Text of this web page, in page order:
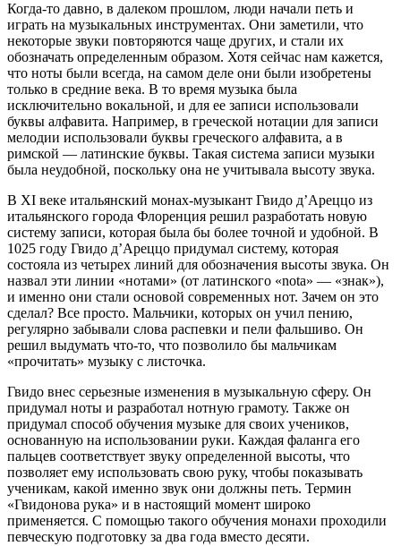
Когда-то давно, в далеком прошлом, люди начали петь и
играть на музыкальных инструментах. Они заметили, что
некоторые звуки повторяются чаще других, и стали их
обозначать определенным образом. Хотя сейчас нам кажется,
что ноты были всегда, на самом деле они были изобретены
только в средние века. В то время музыка была
исключительно вокальной, и для ее записи использовали
буквы алфавита. Например, в греческой нотации для записи
мелодии использовали буквы греческого алфавита, а в
римской — латинские буквы. Такая система записи музыки
была неудобной, поскольку она не учитывала высоту звука.
В XI веке итальянский монах-музыкант Гвидо д’Ареццо из
итальянского города Флоренция решил разработать новую
систему записи, которая была бы более точной и удобной. В
1025 году Гвидо д’Ареццо придумал систему, которая
состояла из четырех линий для обозначения высоты звука. Он
назвал эти линии «нотами» (от латинского «nota» — «знак»),
и именно они стали основой современных нот. Зачем он это
сделал? Все просто. Мальчики, которых он учил пению,
регулярно забывали слова распевки и пели фальшиво. Он
решил выдумать что-то, что позволило бы мальчикам
«прочитать» музыку с листочка.
Гвидо внес серьезные изменения в музыкальную сферу. Он
придумал ноты и разработал нотную грамоту. Также он
придумал способ обучения музыке для своих учеников,
основанную на использовании руки. Каждая фаланга его
пальцев соответствует звуку определенной высоты, что
позволяет ему использовать свою руку, чтобы показывать
ученикам, какой именно звук они должны петь. Термин
«Гвидонова рука» и в настоящий момент широко
применяется. С помощью такого обучения монахи проходили
певческую подготовку за два года вместо десяти.